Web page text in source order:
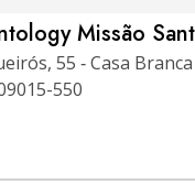
Missão
55 ‑ Casa Branca
550